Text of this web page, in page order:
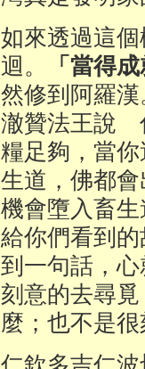
如來透過這
迴。
「當得
然修到阿羅
澈贊法王說
糧足夠，當
生道，佛都
機會墮入畜
給你們看到
到一句話，
刻意的去尋
麼；也不是